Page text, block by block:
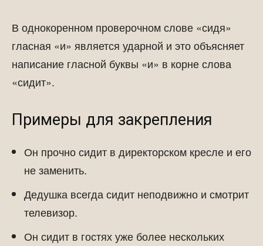
В однокоренном проверочном слове «сидя»
гласная «и» является ударной и это объясняет
написание гласной буквы «и» в корне слова
«сидит».
Примеры для закрепления
Он прочно сидит в директорском кресле и его
не заменить.
Дедушка всегда сидит неподвижно и смотрит
телевизор.
Он сидит в гостях уже более нескольких